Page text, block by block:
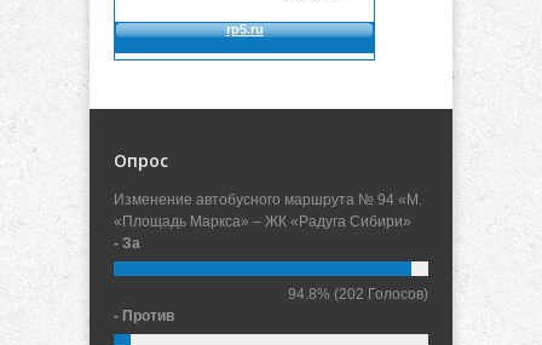
Опрос
Изменение автобусного маршрута № 94 «М.
«Площадь Маркса» – ЖК «Радуга Сибири»
- За
94.8% (202 Голосов)
- Против